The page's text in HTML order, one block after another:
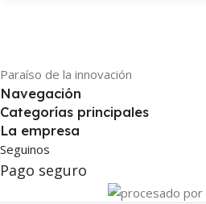
Paraíso de la innovación
Navegación
Categorías principales
La empresa
Seguinos
Pago seguro